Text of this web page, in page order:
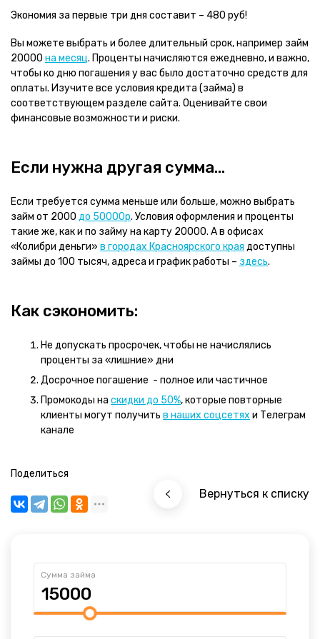
Экономия за первые три дня составит – 480 руб!
Вы можете выбрать и более длительный срок, например займ
20000 на месяц. Проценты начисляются ежедневно, и важно,
чтобы ко дню погашения у вас было достаточно средств для
оплаты. Изучите все условия кредита (займа) в
соответствующем разделе сайта. Оценивайте свои
финансовые возможности и риски.
Если нужна другая сумма…
Если требуется сумма меньше или больше, можно выбрать
займ от 2000 до 50000р. Условия оформления и проценты
такие же, как и по займу на карту 20000. А в офисах
«Колибри деньги» в городах Красноярского края доступны
займы до 100 тысяч, адреса и график работы – здесь.
Как сэкономить:
Не допускать просрочек, чтобы не начислялись
проценты за «лишние» дни
Досрочное погашение - полное или частичное
Промокоды на скидки до 50%, которые повторные
клиенты могут получить в наших соцсетях и Телеграм
канале
Вернуться к списку
Поделиться
Сумма займа